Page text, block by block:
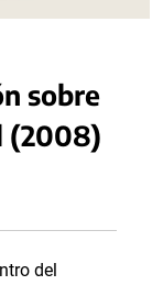
sobre
(2008)
del